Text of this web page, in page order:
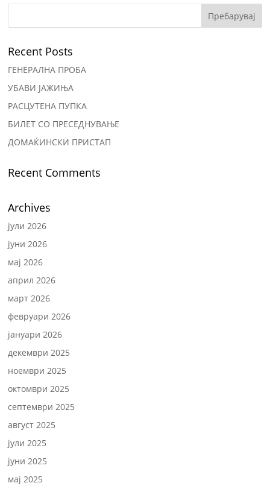
Recent Posts
ГЕНЕРАЛНА ПРОБА
УБАВИ ЈАЖИЊА
РАСЦУТЕНА ПУПКА
БИЛЕТ СО ПРЕСЕДНУВАЊЕ
ДОМАЌИНСКИ ПРИСТАП
Recent Comments
Archives
јули 2026
јуни 2026
мај 2026
април 2026
март 2026
февруари 2026
јануари 2026
декември 2025
ноември 2025
октомври 2025
септември 2025
август 2025
јули 2025
јуни 2025
мај 2025